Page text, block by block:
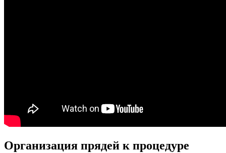
Организация прядей к процедуре